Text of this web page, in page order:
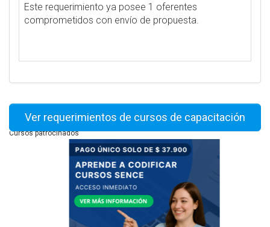
Este requerimiento ya posee 1 oferentes
comprometidos con envío de propuesta.
Ver requerimientos de cursos de capacitación
Cursos patrocinados